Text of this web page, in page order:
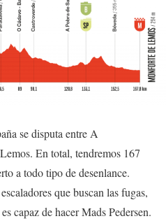
se disputa entre A
En total, tendremos 167
a todo tipo de desenlance.
que buscan las fugas,
capaz de hacer Mads Pedersen.